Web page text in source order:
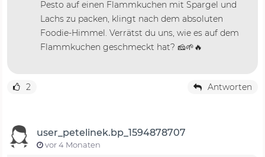
Pesto auf einen Flammkuchen mit Spargel und
Lachs zu packen, klingt nach dem absoluten
Foodie-Himmel. Verrätst du uns, wie es auf dem
Flammkuchen geschmeckt hat? 🧀🌱🔥
2 Antworten
user_petelinek.bp_1594878707
vor 4 Monaten